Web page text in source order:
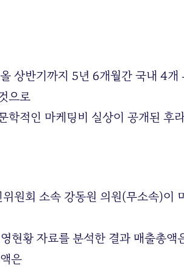
상반기까지 5년 6개월간 국내 4개
으로
학적인 마케팅비 실상이 공개된 후
원회 소속 강동원 의원(무소속)이
현황 자료를 분석한 결과 매출총
은